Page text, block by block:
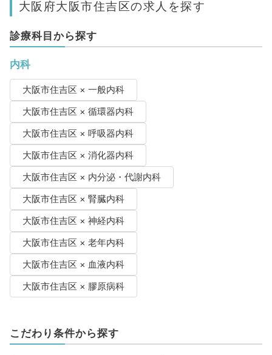
大阪府大阪市住吉区の求人を探す
診療科目から探す
内科
大阪市住吉区 × 一般内科
大阪市住吉区 × 循環器内科
大阪市住吉区 × 呼吸器内科
大阪市住吉区 × 消化器内科
大阪市住吉区 × 内分泌・代謝内科
大阪市住吉区 × 腎臓内科
大阪市住吉区 × 神経内科
大阪市住吉区 × 老年内科
大阪市住吉区 × 血液内科
大阪市住吉区 × 膠原病科
こだわり条件から探す